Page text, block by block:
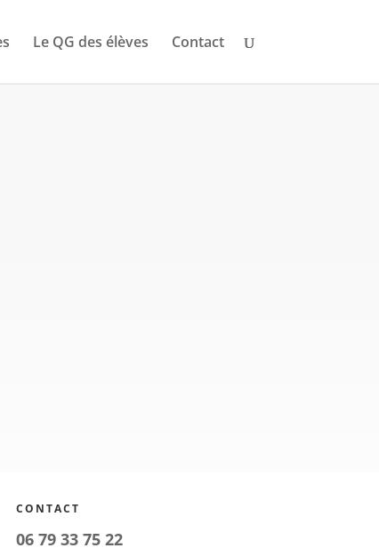
Le QG des élèves Contact
CONTACT
06 79 33 75 22